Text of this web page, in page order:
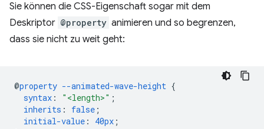
Sie können die CSS-Eigenschaft sogar mit dem
Deskriptor @property animieren und so begrenzen,
dass sie nicht zu weit geht:
@property --animated-wave-height {
syntax : "<length>" ;
inherits : false ;
initial-value : 40px ;